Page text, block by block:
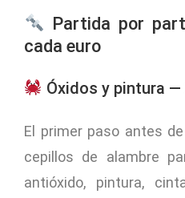
Partida por
cada euro
Óxidos y pintura —
El primer paso antes
cepillos de alambre
antióxido, pintura,